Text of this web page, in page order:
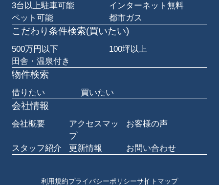
3台以上駐車可能
インターネット無料
ペット可能
都市ガス
こだわり条件検索(買いたい)
500万円以下
100坪以上
田舎・温泉付き
物件検索
借りたい 買いたい
会社情報
会社概要
アクセスマッ
プ
お客様の声
スタッフ紹介 更新情報 お問い合わせ
利用規約プライバシーポリシーサイトマップ